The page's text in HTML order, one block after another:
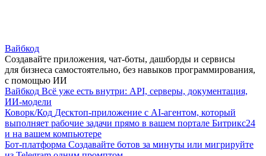
Вайбкод
Создавайте приложения, чат-боты, дашборды и сервисы
для бизнеса самостоятельно, без навыков программирования,
с помощью ИИ
Вайбкод Всё уже есть внутри: API, серверы, документация,
ИИ-модели
Коворк/Код Десктоп-приложение с AI-агентом, который
выполняет рабочие задачи прямо в вашем портале Битрикс24
и на вашем компьютере
Бот-платформа Создавайте ботов за минуты или мигрируйте